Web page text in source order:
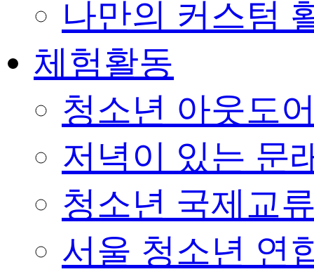
나만의 커스텀
체험활동
청소년 아웃도
저녁이 있는 문
청소년 국제교
서울 청소년 연